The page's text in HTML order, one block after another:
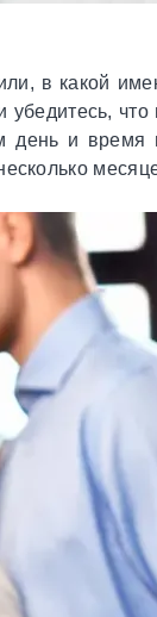
в какой
убедитесь,
и время